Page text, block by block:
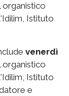
organistico
Istituto
venerdì
organistico
Istituto
e